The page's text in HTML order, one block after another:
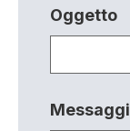
Oggetto